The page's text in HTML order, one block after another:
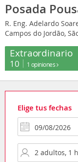
Posada
R. Eng. Adelardo
Campos do Jordão,
Extraordinario
10 1 opiniones
Elige tus fechas